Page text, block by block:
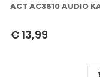
ACT AC3610 AUDIO
€ 13,99